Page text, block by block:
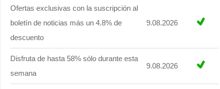
Ofertas exclusivas con la suscripción al
boletín de noticias más un 4.8% de
descuento
9.08.2026
Disfruta de hasta 58% sólo durante esta
semana
9.08.2026